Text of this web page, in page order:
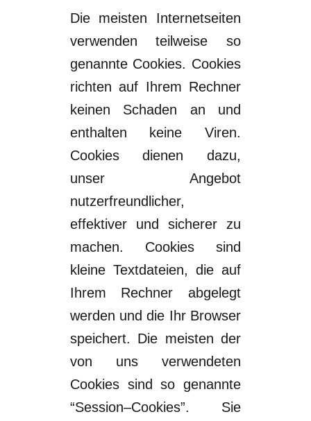
Die meisten Internetseiten
verwenden teilweise so
genannte Cookies. Cookies
richtenauf Ihrem Rechner
keinen Schaden an und
enthalten keine Viren.
Cookies dienendazu,
unser Angebot
nutzerfreundlicher,
effektiver und sicherer zu
machen. Cookiessind
kleine Textdateien, die auf
Ihrem Rechner abgelegt
werden und die Ihr Browser
speichert. Die meistender
von uns verwendeten
Cookies sind so genannte
“Session–Cookies”. Sie